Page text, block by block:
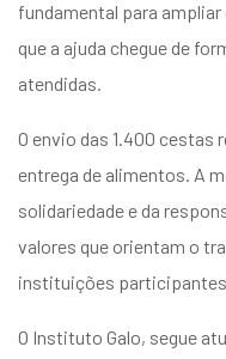
fundamental para
que a ajuda chegue de
atendidas.
O envio das 1.400 cestas
entrega de alimentos. A
solidariedade e da
valores que orientam o
instituições participantes.
O Instituto Galo, segue